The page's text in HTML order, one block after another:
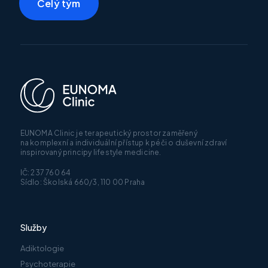
Celý tým
EUNOMA Clinic je terapeutický prostor zaměřený
na komplexní a individuální přístup k péči o duševní zdraví
inspirovaný principy lifestyle medicine.
IČ: 237 760 64
Sídlo: Školská 660/3, 110 00 Praha
Služby
Adiktologie
Psychoterapie